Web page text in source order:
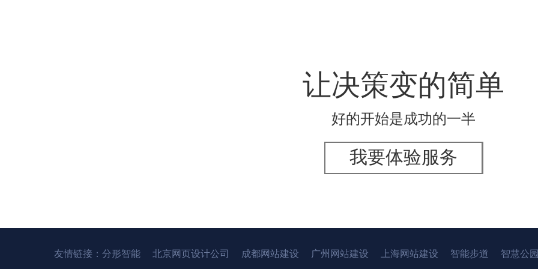
让决策变的简单
好的开始是成功的一半
我要体验服务
友情链接： 分形智能 北京网页设计公司 成都网站建设 广州网站建设 上海网站建设 智能步道 智慧公园